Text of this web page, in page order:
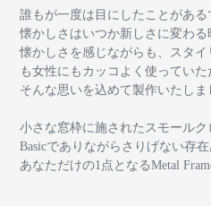
誰もが一度は目にしたことがある
懐かしさはいつか新しさに変わる
懐かしさを感じながらも、スタ
も女性にもカッコよく使っていた
そんな思いを込めて製作いたしま
小さな窓枠に施されたスモールク
Basicでありながらさりげない存
あなただけの1点となるMetal